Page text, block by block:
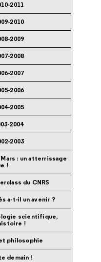
2011
2010
2009
2008
2007
2006
2005
2004
2003
: un atterrissage
!
du CNRS
a-t-il un avenir ?
scientifique,
!
philosophie
demain !